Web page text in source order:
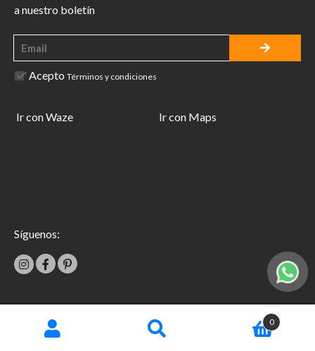
0
a nuestro boletín
Acepto Términos y condiciones
Ir con Waze Ir con Maps
Síguenos:
Términos y condiciones